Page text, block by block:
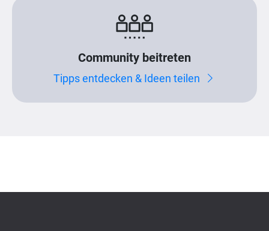
Community beitreten
Tipps entdecken & Ideen teilen